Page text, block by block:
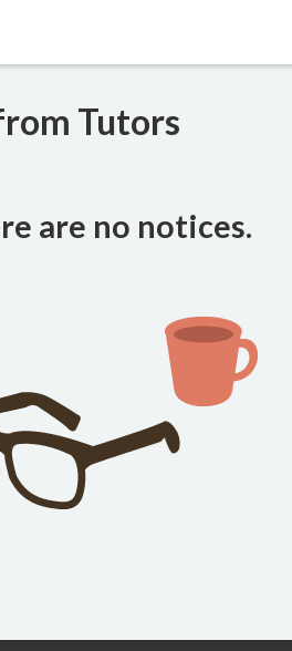
Tutors
are no notices.